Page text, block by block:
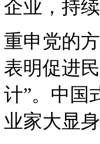
企业，持
重申党的
表明促进
计”。中国
业家大显